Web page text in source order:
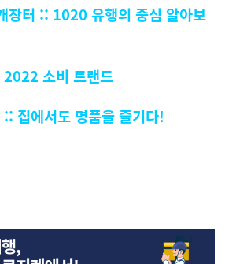
장터 :: 1020 유행의 중심 알아보
소비 트랜드
집에서도 명품을 즐기다!